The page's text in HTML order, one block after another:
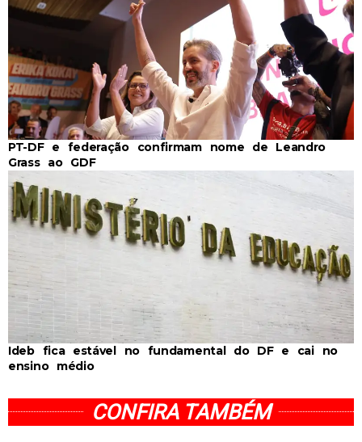
PT-DF e federação confirmam nome de Leandro
Grass ao GDF
Ideb fica estável no fundamental do DF e cai no
ensino médio
CONFIRA TAMBÉM